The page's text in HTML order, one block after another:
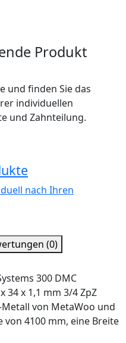
Produkt
und finden Sie das
individuellen
und Zahnteilung.
nach Ihren
(0)
300 DMC
34 x 1,1 mm 3/4 ZpZ
von MetaWoo und
von 4100 mm, eine Breite